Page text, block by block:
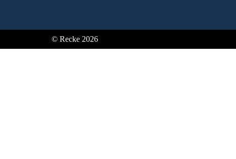
© Recke 2026